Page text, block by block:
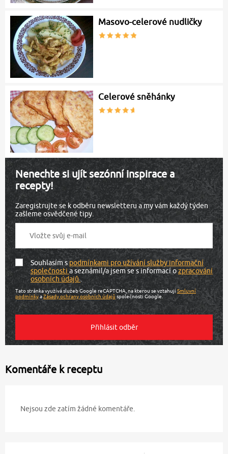
Masovo-celerové nudličky
Celerové sněhánky
Nenechte si ujít sezónní inspirace a
recepty!
Zaregistrujte se k odběru newsletteru a my vám každý týden
zašleme osvědčené tipy.
Souhlasím spodmínkami pro užívání služby informační
společnostia seznámil/a jsem se s informací ozpracování
osobních údajů.
Tato stránka využívá služeb Google reCAPTCHA, na kterou se vztahujíSmluvní
podmínkyaZásady ochrany osobních údajů společnosti Google.
Komentáře k receptu
Nejsou zde zatím žádné komentáře.